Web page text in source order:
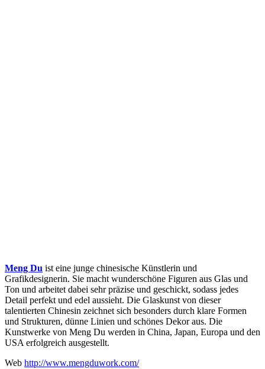
Meng Du ist eine junge chinesische Künstlerin und
Grafikdesignerin. Sie macht wunderschöne Figuren aus Glas und
Ton und arbeitet dabei sehr präzise und geschickt, sodass jedes
Detail perfekt und edel aussieht. Die Glaskunst von dieser
talentierten Chinesin zeichnet sich besonders durch klare Formen
und Strukturen, dünne Linien und schönes Dekor aus. Die
Kunstwerke von Meng Du werden in China, Japan, Europa und den
USA erfolgreich ausgestellt.
Web http://www.mengduwork.com/